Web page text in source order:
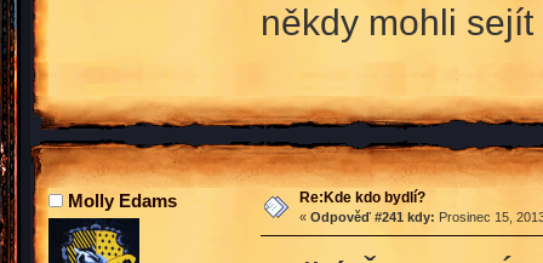
někdy mohli sejít
Molly Edams Re:Kde kdo bydlí?
« Odpověď #241 kdy: Prosinec 15,